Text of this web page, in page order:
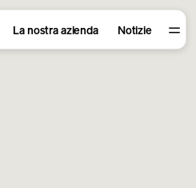
La nostra azienda Notizie